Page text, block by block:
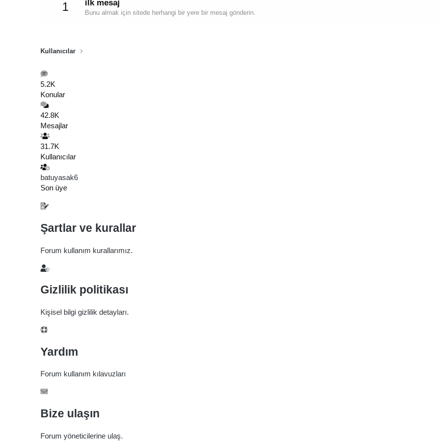
1 ilk mesaj
Bunu almak için sitede herhangi bir yere bir mesaj gönderin.
Kullanıcılar
5.2K
Konular
42.8K
Mesajlar
31.7K
Kullanıcılar
batuyasak6
Son üye
Şartlar ve kurallar
Forum kullanım kurallarımız.
Gizlilik politikası
Kişisel bilgi gizlilik detayları.
Yardım
Forum kullanım kılavuzları
Bize ulaşın
Forum yöneticilerine ulaş.